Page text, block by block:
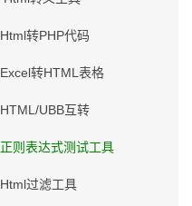
Html转PHP代码
Excel转HTML表格
HTML/UBB互转
正则表达式测试工具
Html过滤工具